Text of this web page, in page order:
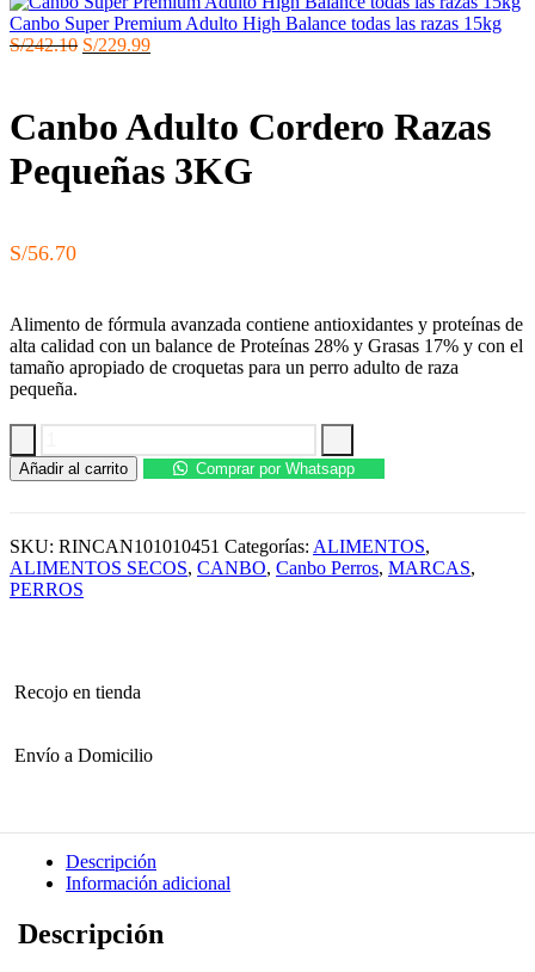
Canbo Super Premium Adulto High Balance todas las razas 15kg
S/242.10 El
S/242.10.
S/229.99El
S/229.99.
Canbo Adulto Cordero Razas
Pequeñas 3KG
S/56.70
Alimento de fórmula avanzada contiene antioxidantes y proteínas de
alta calidad con un balance de Proteínas 28% y Grasas 17% y con el
tamaño apropiado de croquetas para un perro adulto de raza
pequeña.
Canbo
Adulto
Pequeñas
3KG
cantidad
Añadir al carrito Comprar por Whatsapp
SKU: RINCAN101010451 Categorías: ALIMENTOS,
ALIMENTOS SECOS, CANBO, Canbo Perros, MARCAS,
PERROS
Recojo en tienda
Envío a Domicilio
Descripción
Información adicional
Descripción